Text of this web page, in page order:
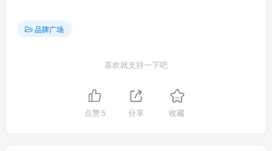
品牌广场
喜欢就支持一下吧
点赞5 分享 收藏